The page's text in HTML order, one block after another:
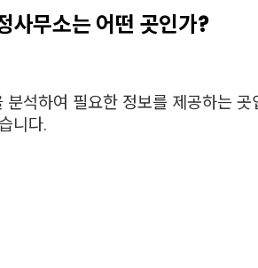
사무소는 어떤 곳인가?
석하여 필요한 정보를 제공하는 곳
니다.